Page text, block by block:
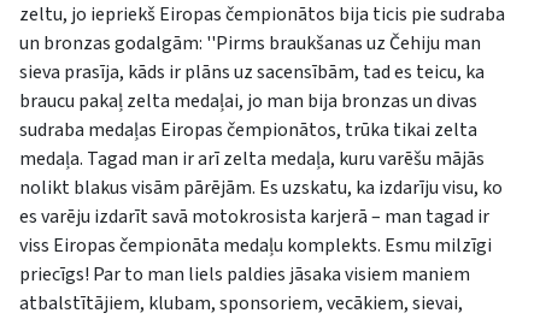
zeltu, jo iepriekš Eiropas čempionātos bija ticis pie sudraba
un bronzas godalgām: ''Pirms braukšanas uz Čehiju man
sieva prasīja, kāds ir plāns uz sacensībām, tad es teicu, ka
braucu pakaļ zelta medaļai, jo man bija bronzas un divas
sudraba medaļas Eiropas čempionātos, trūka tikai zelta
medaļa. Tagad man ir arī zelta medaļa, kuru varēšu mājās
nolikt blakus visām pārējām. Es uzskatu, ka izdarīju visu, ko
es varēju izdarīt savā motokrosista karjerā – man tagad ir
viss Eiropas čempionāta medaļu komplekts. Esmu milzīgi
priecīgs! Par to man liels paldies jāsaka visiem maniem
atbalstītājiem, klubam, sponsoriem, vecākiem, sievai,